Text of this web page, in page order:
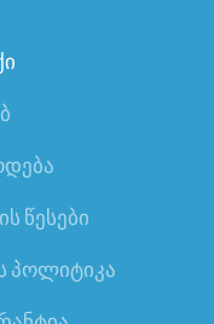
წესები
პოლიტიკა